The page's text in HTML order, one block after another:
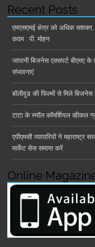
Recent Posts
एमएसएमई क्षेत्र को अधिक सशक्त,
कदम : पी. मोहन
जापानी बिजनेस एक्सपर्ट बीएमए
संभावनाएं
बॉलीवुड की फिल्मों से मिले
टाटा के स्मॉल कॉमर्शियल व्हीकल
एपीएमसी व्यापारियों ने
मार्केट सेस समाप्त करें
Online